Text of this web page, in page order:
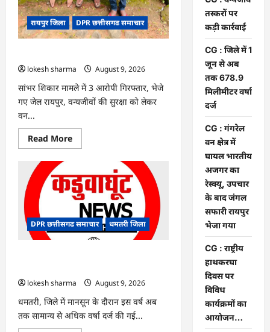
रायपुर जिला DPR छत्तीसगढ समाचार
lokesh sharma
August 9, 2026
सांभर शिकार मामले में 3 आरोपी गिरफ्तार, भेजे
गए जेल रायपुर, वन्यजीवों की सुरक्षा को लेकर
वन...
Read MoreRead
more
:
वन्यजीव
तस्करों
पर
कड़ी
कार्रवाई
DPR छत्तीसगढ समाचार धमतरी जिला
lokesh sharma
August 9, 2026
धमतरी, जिले में मानसून के दौरान इस वर्ष अब
तक सामान्य से अधिक वर्षा दर्ज की गई...
तस्करों पर
कड़ी कार्रवाई
CG : जिले में 1
जून से अब
तक 678.9
मिलीमीटर वर्षा
दर्ज
CG : गंगरेल
वन क्षेत्र में
घायल भारतीय
अजगर का
रेस्क्यू, उपचार
के बाद जंगल
सफारी रायपुर
भेजा गया
CG : राष्ट्रीय
हाथकरघा
दिवस पर
विविध
कार्यक्रमों का
आयोजन…